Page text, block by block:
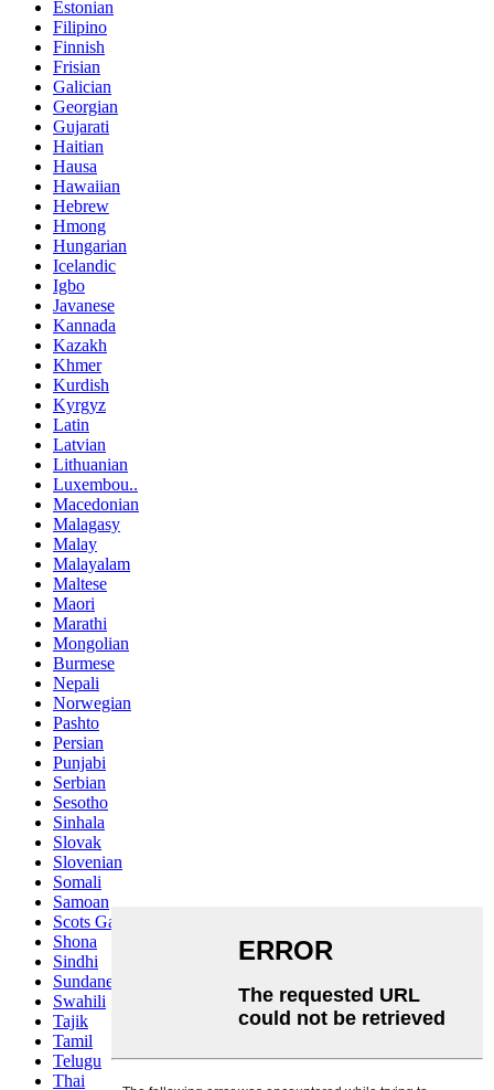
Estonian
Filipino
Finnish
Frisian
Galician
Georgian
Gujarati
Haitian
Hausa
Hawaiian
Hebrew
Hmong
Hungarian
Icelandic
Igbo
Javanese
Kannada
Kazakh
Khmer
Kurdish
Kyrgyz
Latin
Latvian
Lithuanian
Luxembou..
Macedonian
Malagasy
Malay
Malayalam
Maltese
Maori
Marathi
Mongolian
Burmese
Nepali
Norwegian
Pashto
Persian
Punjabi
Serbian
Sesotho
Sinhala
Slovak
Slovenian
Somali
Samoan
Scots Gaelic
Shona
Sindhi
Sundanese
Swahili
Tajik
Tamil
Telugu
Thai